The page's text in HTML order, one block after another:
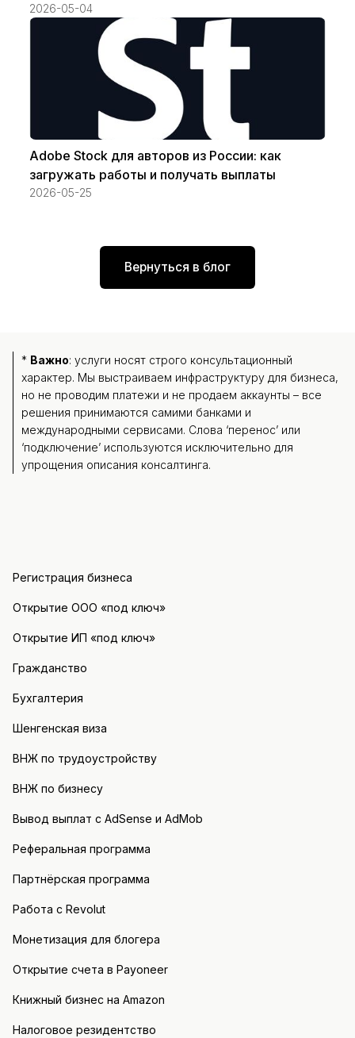
2026-05-04
Adobe Stock для авторов из России: как
загружать работы и получать выплаты
2026-05-25
Вернуться в блог
* Важно: услуги носят строго консультационный
характер. Мы выстраиваем инфраструктуру для бизнеса,
но не проводим платежи и не продаем аккаунты – все
решения принимаются самими банками и
международными сервисами. Слова ‘перенос’ или
‘подключение’ используются исключительно для
упрощения описания консалтинга.
Регистрация бизнеса
Открытие ООО «под ключ»
Открытие ИП «под ключ»
Гражданство
Бухгалтерия
Шенгенская виза
ВНЖ по трудоустройству
ВНЖ по бизнесу
Вывод выплат с AdSense и AdMob
Реферальная программа
Партнёрская программа
Работа с Revolut
Монетизация для блогера
Открытие счета в Payoneer
Книжный бизнес на Amazon
Налоговое резидентство